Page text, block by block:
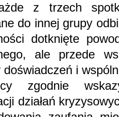
z trzech
do innej grupy
dotknięte
ale przede
doświadczeń i
zgodnie
działań